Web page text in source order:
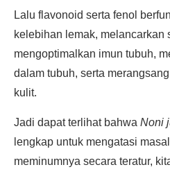
Lalu flavonoid serta fenol
kelebihan lemak, melancarkan
mengoptimalkan imun tubuh,
dalam tubuh, serta
kulit.
Jadi dapat terlihat bahwa Noni
lengkap untuk mengatasi
meminumnya secara teratur,